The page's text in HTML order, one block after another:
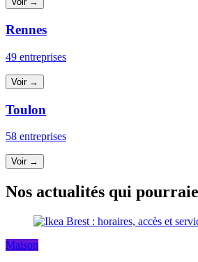
Rennes
49 entreprises
Voir →
Toulon
58 entreprises
Voir →
Nos actualités qui
Maison